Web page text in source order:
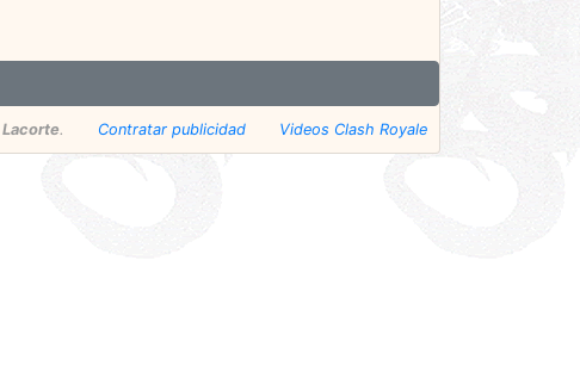
Lacorte. Contratar publicidad Videos Clash Royale